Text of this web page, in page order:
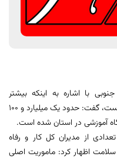
با اشاره به اینکه بیشتر
دستگاه‌های فنی‌ و حرفه‌ای بروزرسانی شده است، گفت: حدود یک میلیارد و 100
از مدیران کل کار و رفاه
اظهار کرد: ماموریت اصلی